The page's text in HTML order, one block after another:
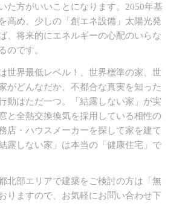
た方がいいことになります。2050年基
高め、少しの「創エネ設備」太陽光発
、将来的にエネルギーの心配のいらな
のです。
世界最低レベル！、世界標準の家、世
がどんなだか、不都合な真実を知った
動はただ一つ。「結露しない家」が実
と全熱交換換気を採用している相性の
店・ハウスメーカーを探して家を建て
露しない家」は本当の「健康住宅」で
北部エリアで建築をご検討の方は「無
りますので、お気軽にお問い合わせ下